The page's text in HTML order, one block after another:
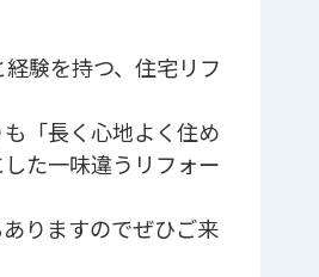
験を持つ、住宅リフ
「長く心地よく住め
た一味違うリフォー
りますのでぜひご来